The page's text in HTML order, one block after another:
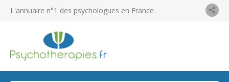
L'annuaire n°1 des psychologues en France